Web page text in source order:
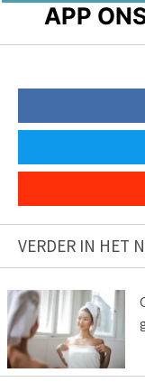
APP
VERDER IN HET